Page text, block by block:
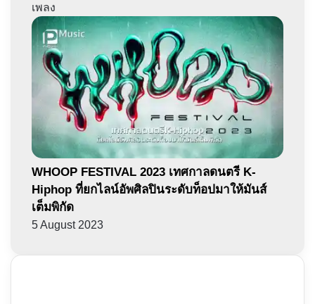
เพลง
WHOOP FESTIVAL 2023 เทศกาลดนตรี K-
Hiphop ที่ยกไลน์อัพศิลปินระดับท็อปมาให้มันส์
เต็มพิกัด
5 August 2023